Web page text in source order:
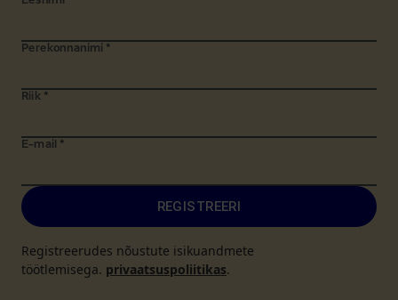
Perekonnanimi *
Riik *
E-mail *
REGISTREERI
Registreerudes nõustute isikuandmete
töötlemisega. privaatsuspoliitikas.